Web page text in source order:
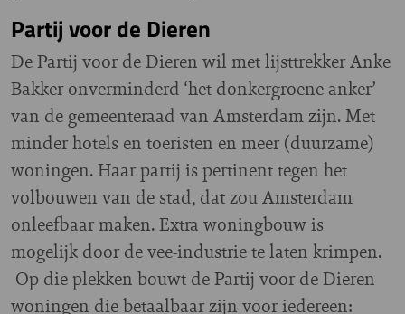
Partij voor de Dieren
De Partij voor de Dieren wil met lijsttrekker Anke
Bakker onverminderd ‘het donkergroene anker’
van de gemeenteraad van Amsterdam zijn. Met
minder hotels en toeristen en meer (duurzame)
woningen. Haar partij is pertinent tegen het
volbouwen van de stad, dat zou Amsterdam
onleefbaar maken. Extra woningbouw is
mogelijk door de vee-industrie te laten krimpen.
Op die plekken bouwt de Partij voor de Dieren
woningen die betaalbaar zijn voor iedereen: